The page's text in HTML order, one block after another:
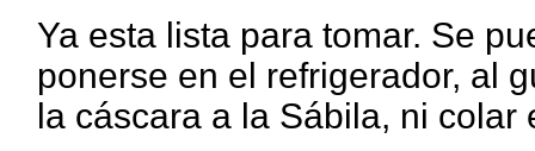
Ya esta lista para tomar. Se
ponerse en el refrigerador, al
la cáscara a la Sábila, ni colar